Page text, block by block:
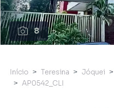
8
Início Teresina Jóquei
AP0542_CLI